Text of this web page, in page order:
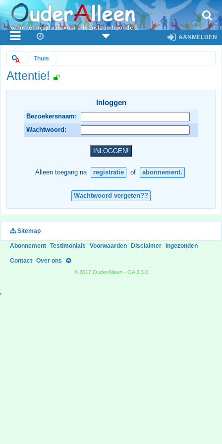
AANMELDEN
Thuis
Attentie!
Inloggen
Bezoekersnaam:
Wachtwoord:
Alleen toegang na registratie of abonnement.
Wachtwoord vergeten??
Sitemap
Abonnement Testimonials Voorwaarden Disclaimer Ingezonden
Contact Over ons
© 2017 OuderAlleen - OA 3.3.0